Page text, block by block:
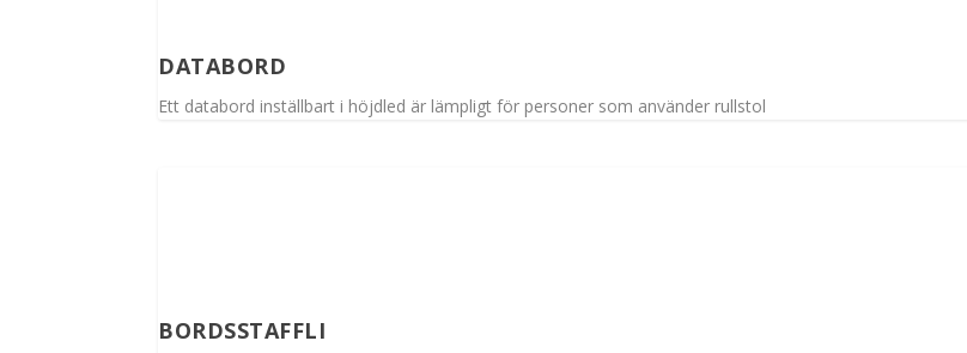
DATABORD
Ett databord inställbart i höjdled är lämpligt för personer som använder rullstol
BORDSSTAFFLI